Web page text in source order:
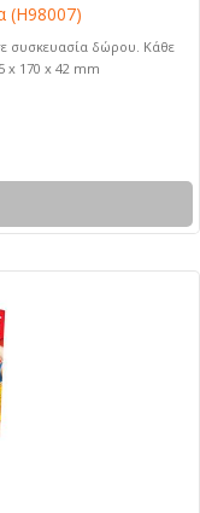
(H98007)
συσκευασία δώρου. Κάθε
x 170 x 42 mm